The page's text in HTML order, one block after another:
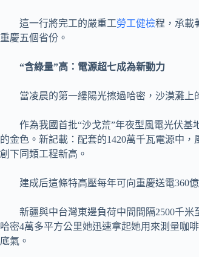
這一行將完工的嚴重工勞工健檢程，承載
重慶五個省份。
“含綠量”高：電源超七成為新動力
當凌晨的第一縷陽光擦過哈密，沙漠灘
作為我國首批“沙戈荒”年夜型風電光伏基
的金色。新記載：配套的1420萬千瓦電源中
創下同類工程新高。
建成后這條特高壓每年可向重慶送電360
新疆與中台灣東邊負荷中間間隔2500千
哈密4萬多平方公里她迅速拿起她用來測量咖
底氣。